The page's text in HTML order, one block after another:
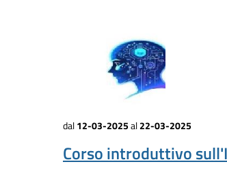
dal 12-03-2025 al22-03-2025
Corso introduttivo